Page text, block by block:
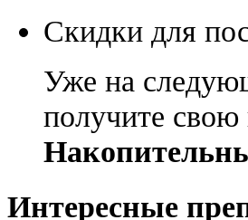
Скидки для
Уже на
получите
Интересные